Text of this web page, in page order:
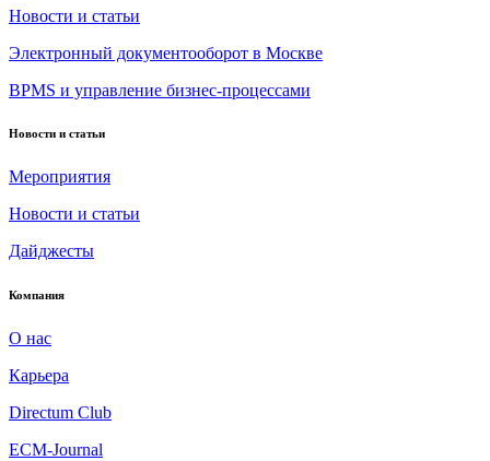
Новости и статьи
Электронный документооборот в Москве
BPMS и управление бизнес-процессами
Новости и статьи
Мероприятия
Новости и статьи
Дайджесты
Компания
О нас
Карьера
Directum Club
ECM-Journal